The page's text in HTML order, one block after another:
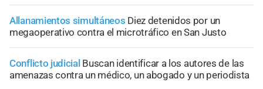
Allanamientos simultáneos Diez detenidos por un
megaoperativo contra el microtráfico en San Justo
Conflicto judicial Buscan identificar a los autores de las
amenazas contra un médico, un abogado y un periodista